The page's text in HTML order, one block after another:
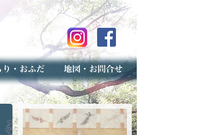
ご案内
げ（古いお守りのお取り扱い）
マップ
用フォーム（事前受付）